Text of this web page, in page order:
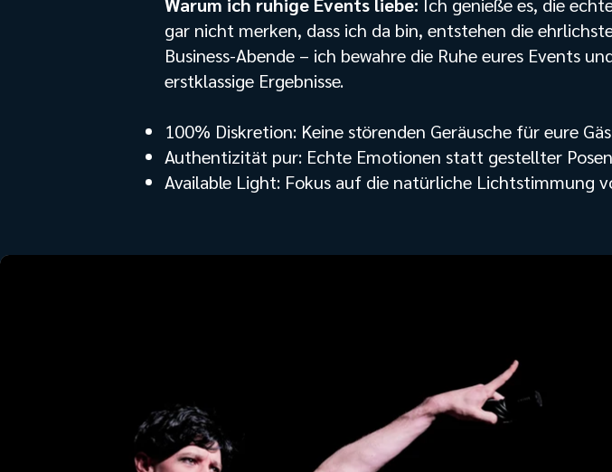
gar nicht merken, dass ich da bin, entstehen die
Business-Abende – ich bewahre die Ruhe eures Events
erstklassige Ergebnisse.
100% Diskretion: Keine störenden Geräusche für eure
Authentizität pur: Echte Emotionen statt gestellter
Available Light: Fokus auf die natürliche Lichtstimmung